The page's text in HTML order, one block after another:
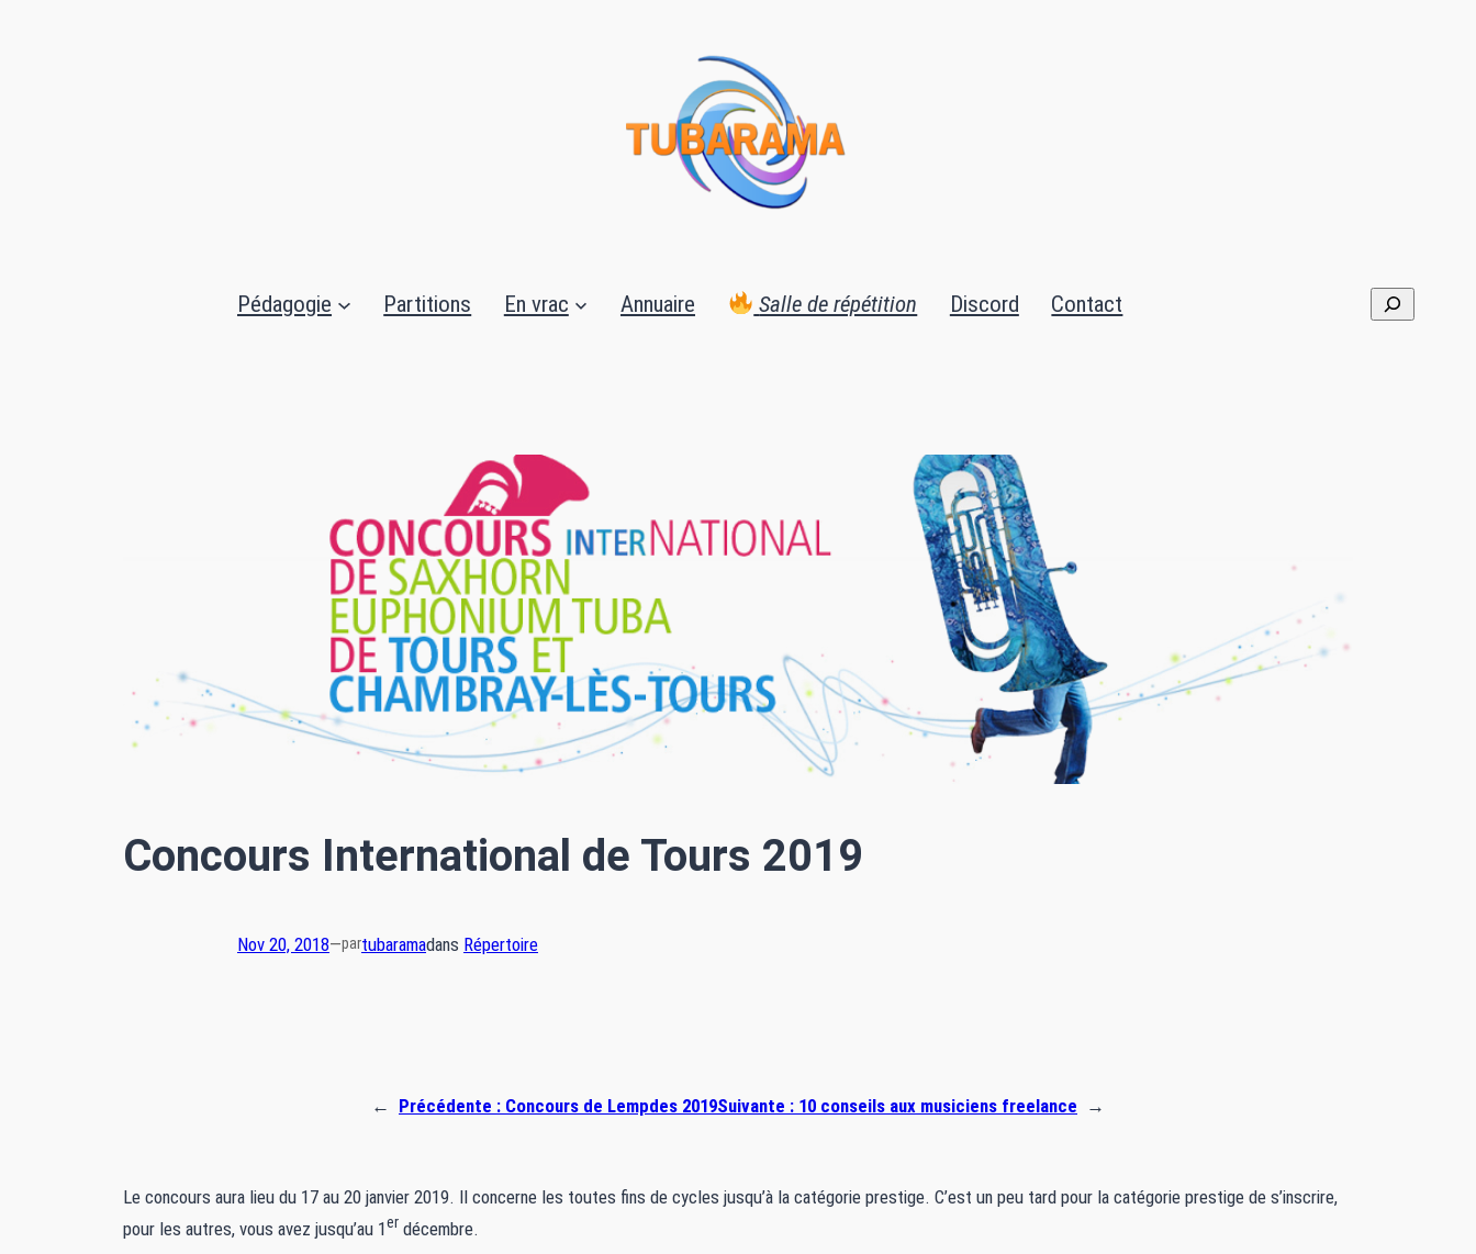
Pédagogie Partitions En vrac Annuaire Salle de répétition Discord Contact
Concours International de Tours 2019
Nov 20, 2018—partubaramadans Répertoire
← Précédente : Concours de Lempdes 2019Suivante : 10 conseils aux musiciens freelance →
Le concours aura lieu du 17 au 20 janvier 2019. Il concerne les toutes fins de cycles jusqu’à la catégorie prestige. C’est un peu tard pour la catégorie prestige de s’inscrire,
pour les autres, vous avez jusqu’au 1er décembre.